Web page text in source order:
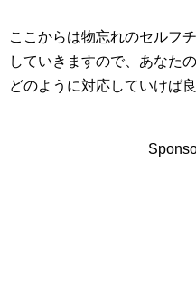
ここからは物忘れのセルフ
していきますので、あなた
どのように対応していけば